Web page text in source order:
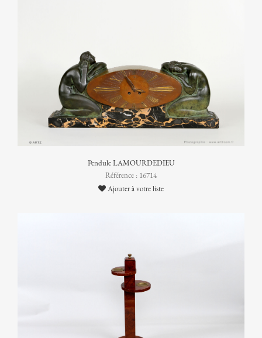
Pendule LAMOURDEDIEU
Référence : 16714
Ajouter à votre liste